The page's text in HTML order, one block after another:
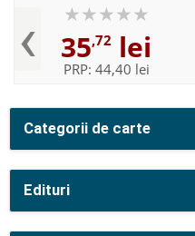
Categorii de carte
Edituri
‹ 35,72 lei
PRP: 44,40 lei